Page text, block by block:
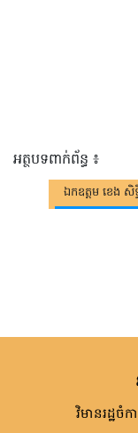
អត្ថបទពាក់ព័ន្ធ ៖
ឯកឧត្តម ខេង
វិមានរដ្ឋចំ